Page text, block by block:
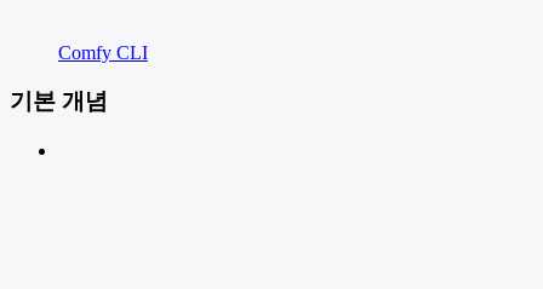
Comfy CLI
기본 개념